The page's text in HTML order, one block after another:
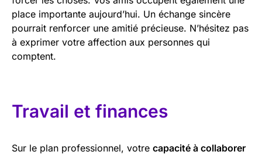
place importante aujourd’hui. Un échange sincère
pourrait renforcer une amitié précieuse. N’hésitez pas
à exprimer votre affection aux personnes qui
comptent.
Travail et finances
Sur le plan professionnel, votre capacité à collaborer